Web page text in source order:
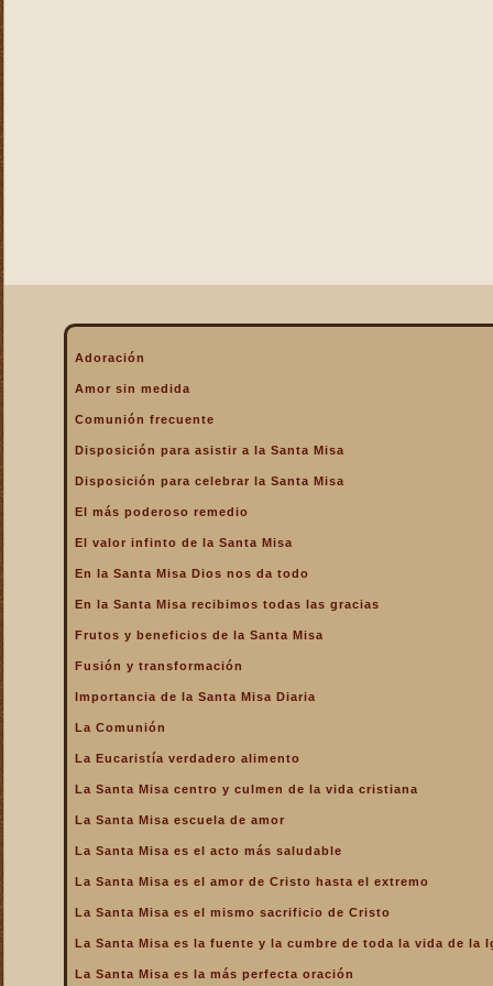
Encarnación
La Eucaristía y la Pasión
La Santa Misa a la hora de
La Santa Misa alcanza el
mayor mérito
La Santa Misa aumenta la
gloria a todos los santos
culmen de la vida cristiana
La Santa Misa centro y raíz
más saludable
La Santa Misa es el amor
compendio de todo lo
bueno que hay en la Iglesia
La Santa Misa es el mismo
y la cumbre de toda la vida
Adoración
Amor sin medida
Comunión frecuente
Disposición para asistir a la Santa Misa
Disposición para celebrar la Santa Misa
El más poderoso remedio
El valor infinto de la Santa Misa
En la Santa Misa Dios nos da todo
En la Santa Misa recibimos todas las gracias
Frutos y beneficios de la Santa Misa
Fusión y transformación
Importancia de la Santa Misa Diaria
La Comunión
La Eucaristía verdadero alimento
La Santa Misa centro y culmen de la vida cristiana
La Santa Misa escuela de amor
La Santa Misa es el acto más saludable
La Santa Misa es el amor de Cristo hasta el extremo
La Santa Misa es el mismo sacrificio de Cristo
La Santa Misa es la fuente y la cumbre de toda la vida de la
La Santa Misa es la más perfecta oración